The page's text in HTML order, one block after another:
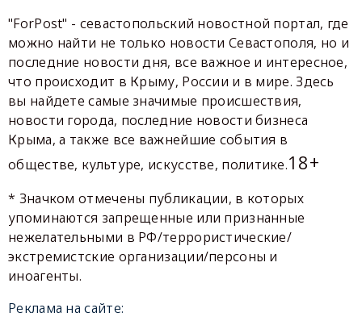
"ForPost" - севастопольский новостной портал, где
можно найти не только новости Севастополя, но и
последние новости дня, все важное и интересное,
что происходит в Крыму, России и в мире. Здесь
вы найдете самые значимые происшествия,
новости города, последние новости бизнеса
Крыма, а также все важнейшие события в
обществе, культуре, искусстве, политике.18+
* Значком отмечены публикации, в которых
упоминаются запрещенные или признанные
нежелательными в РФ/террористические/
экстремистские организации/персоны и
иноагенты.
Реклама на сайте: